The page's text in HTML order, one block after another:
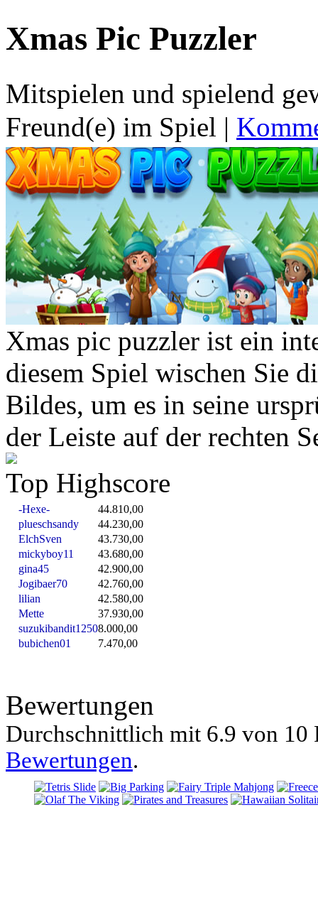
Xmas Pic Puzzler
Mitspielen und spielend
Freund(e) im Spiel |
Xmas pic puzzler ist ein
diesem Spiel wischen Sie
Bildes, um es in seine
der Leiste auf der rechten
Top Highscore
-Hexe-
44.810,00
plueschsandy
44.230,00
ElchSven
43.730,00
mickyboy11
43.680,00
gina45
42.900,00
Jogibaer70
42.760,00
lilian
42.580,00
Mette
37.930,00
suzukibandit12508.000,00
bubichen01
7.470,00
Bewertungen
Durchschnittlich mit 6.9 von 10
Bewertungen.